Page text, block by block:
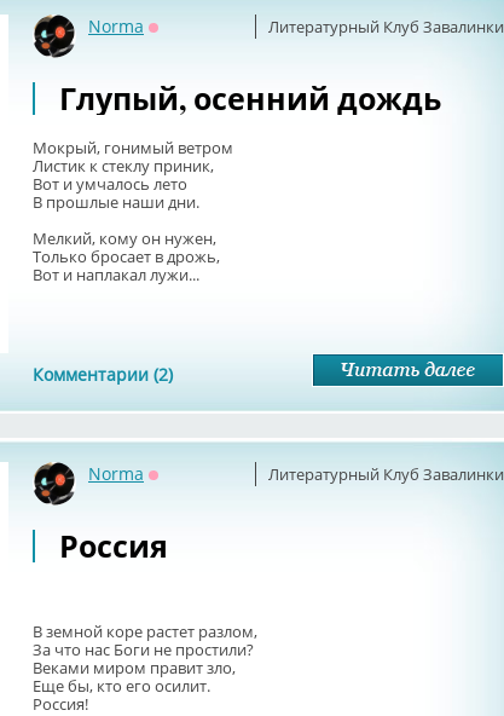
Литературный Клуб Завалинки
Norma
Глупый, осенний дождь
Мокрый, гонимый ветром
Листик к стеклу приник,
Вот и умчалось лето
В прошлые наши дни.
Мелкий, кому он нужен,
Только бросает в дрожь,
Вот и наплакал лужи...
Комментарии (2)
Литературный Клуб Завалинки
Norma
Россия
В земной коре растет разлом,
За что нас Боги не простили?
Веками миром правит зло,
Еще бы, кто его осилит.
Россия!